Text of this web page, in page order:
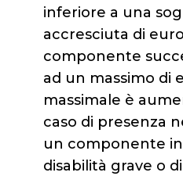
inferiore a una
accresciuta di
componente
ad un massimo di
massimale è
caso di presenza
un componente
disabilità grave o